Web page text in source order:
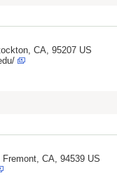
CA, 95207 US
CA, 94539 US